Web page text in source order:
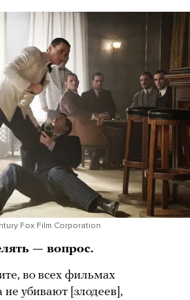
Fox Film Corporation
— вопрос.
во всех фильмах
не убивают [злодеев],